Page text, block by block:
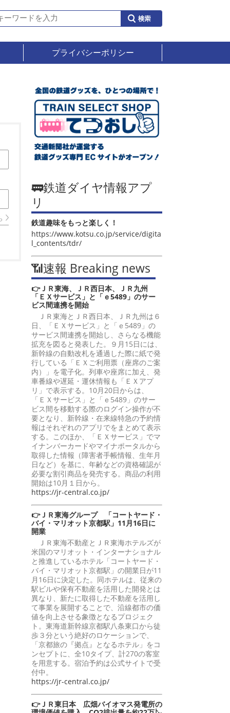
プライバシーポリシー
🚃鉄道ダイヤ情報アプ
リ
鉄道趣味をもっと楽しく！
https://www.kotsu.co.jp/service/digita
l_contents/tdr/
📶速報 Breaking news
👉ＪＲ東海、ＪＲ西日本、ＪＲ九州
「ＥＸサービス」と「ｅ5489」のサー
ビス間連携を開始
ＪＲ東海とＪＲ西日本、ＪＲ九州は６
日、「ＥＸサービス」と「ｅ5489」の
サービス間連携を開始し、さらなる機能
拡充を図ると発表した。９月15日には、
新幹線の自動改札を通過した際に紙で発
行している「ＥＸご利用票（座席のご案
内）」を電子化。列車や座席に加え、発
車番線や遅延・運休情報も「ＥＸアプ
リ」で表示する。10月20日からは、
「ＥＸサービス」と「ｅ5489」のサー
ビス間を移動する際のログイン操作が不
要となり、新幹線・在来線特急の予約情
報はそれぞれのアプリでをまとめて表示
する。このほか、「ＥＸサービス」でマ
イナンバーカードやマイナポータルから
取得した情報（障害者手帳情報、生年月
日など）を基に、年齢などの資格確認が
必要な割引商品を発売する。商品の利用
開始は10月１日から。
https://jr-central.co.jp/
👉ＪＲ東海グループ 「コートヤード・
バイ・マリオット京都駅」11月16日に
開業
ＪＲ東海不動産とＪＲ東海ホテルズが
米国のマリオット・インターナショナル
と推進しているホテル「コートヤード・
バイ・マリオット京都駅」の開業日が11
月16日に決定した。同ホテルは、従来の
駅ビルや保有不動産を活用した開発とは
異なり、新たに取得した不動産を活用し
て事業を展開することで、沿線都市の価
値を向上させる象徴となるプロジェク
ト。東海道新幹線京都駅八条東口から徒
歩３分という絶好のロケーションで、
「京都旅の『拠点』となるホテル」をコ
ンセプトに、全10タイプ、計270の客室
を用意する。宿泊予約は公式サイトで受
付中。
https://jr-central.co.jp/
👉ＪＲ東日本 広畑バイオマス発電所の